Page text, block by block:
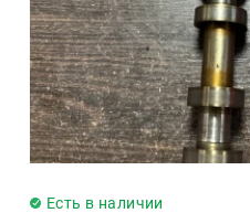
Есть в наличии